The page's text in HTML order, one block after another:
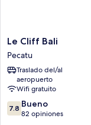
Le
Cliff
Bali
Pecatu
Le Cliff Bali
Pecatu
Traslado del/al
aeropuerto
Wifi gratuito
7.8
de
7.8 Bueno
82 opiniones